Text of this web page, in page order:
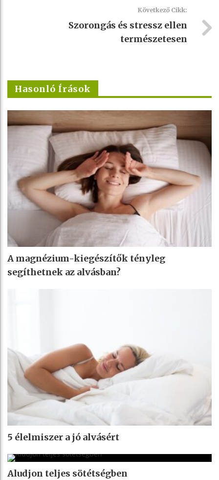
Következő Cikk:
Szorongás és stressz ellen
természetesen
Hasonló Írások
A magnézium-kiegészítők tényleg
segíthetnek az alvásban?
5 élelmiszer a jó alvásért
Aludjon teljes sötétségben